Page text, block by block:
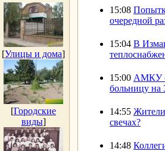
[Улицы и дома]
[Городские
виды]
15:08
очередной
15:04 В
15:00 АМКУ
больницу на
14:55 Жители
свечах?
14:48